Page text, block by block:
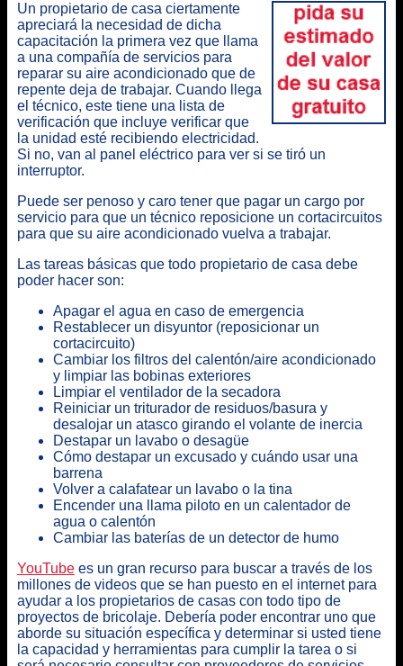
Un propietario de casa ciertamente
apreciará la necesidad de dicha
capacitación la primera vez que llama
a una compañía de servicios para
reparar su aire acondicionado que de
repente deja de trabajar. Cuando llega
el técnico, este tiene una lista de
verificación que incluye verificar que
la unidad esté recibiendo electricidad.
Si no, van al panel eléctrico para ver si se tiró un
interruptor.
Puede ser penoso y caro tener que pagar un cargo por
servicio para que un técnico reposicione un cortacircuitos
para que su aire acondicionado vuelva a trabajar.
Las tareas básicas que todo propietario de casa debe
poder hacerson:
Apagar el agua en caso de emergencia
Restablecer un disyuntor (reposicionar un
cortacircuito)
Cambiar los filtros del calentón/aire acondicionado
y limpiar las bobinas exteriores
Limpiar el ventilador de la secadora
Reiniciar un triturador de residuos/basura y
desalojar un atasco girando el volante de inercia
Destapar un lavabo o desagüe
Cómo destapar un excusado y cuándo usar una
barrena
Volver a calafatear un lavabo o la tina
Encender una llama piloto en un calentador de
agua o calentón
Cambiar las baterías de un detector de humo
YouTubees un gran recurso para buscar a través de los
millones de videos que se han puesto en el internet para
ayudar a los propietarios de casas con todo tipo de
proyectos de bricolaje. Debería poder encontrar uno que
aborde su situación específica y determinar si usted tiene
la capacidad y herramientas para cumplir la tarea o si